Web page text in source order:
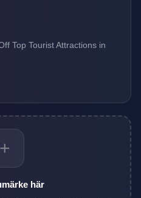
Top Tourist Attractions in
+
här